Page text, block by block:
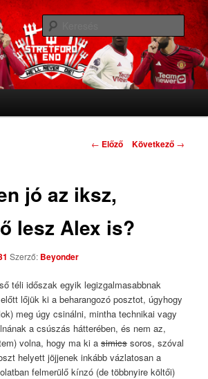
tartalomra
tartalomra
Bejegyzés navigáció
← Előző Következő →
jó az iksz,
lesz Alex is?
Szerző: Beyonder
téli időszak egyik legizgalmasabbnak
lőjük ki a beharangozó posztot, úgyhogy
meg úgy csinálni, mintha technikai vagy
a csúszás hátterében, és nem az,
volna, hogy ma ki asimics soros, szóval
helyett jöjjenek inkább vázlatosan a
felmerülő kínzó (de többnyire költői)